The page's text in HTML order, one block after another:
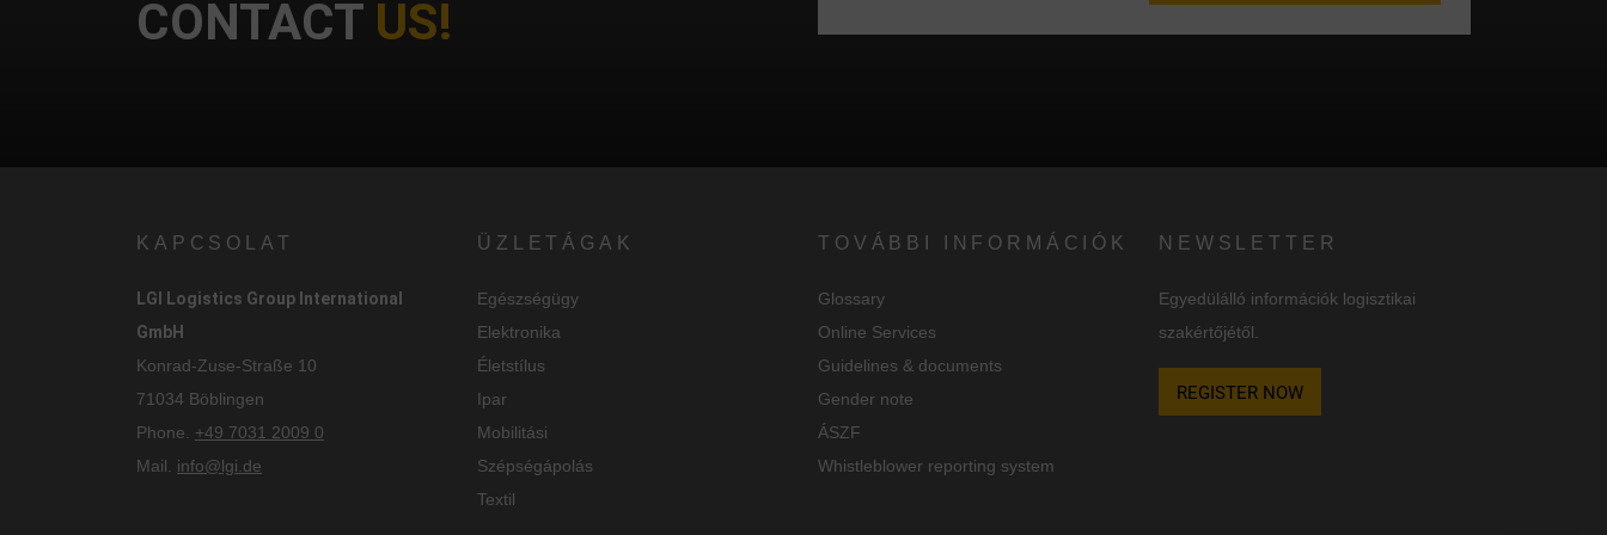
CONTACT US!
KAPCSOLAT
LGI Logistics Group International
GmbH
Konrad-Zuse-Straße 10
71034 Böblingen
Phone. +49 7031 2009 0
Mail. info@lgi.de
ÜZLETÁGAK
Egészségügy
Elektronika
Életstílus
Ipar
Mobilitási
Szépségápolás
Textil
TOVÁBBI INFORMÁCIÓK
Glossary
Online Services
Guidelines & documents
Gender note
ÁSZF
Whistleblower reporting system
NEWSLETTER
Egyedülálló információk logisztikai
szakértőjétől.
REGISTER NOW